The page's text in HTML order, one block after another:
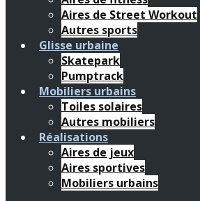
Aires de Street Workout
Autres sports
Glisse urbaine
Skatepark
Pumptrack
Mobiliers urbains
Toiles solaires
Autres mobiliers
Réalisations
Aires de jeux
Aires sportives
Mobiliers urbains